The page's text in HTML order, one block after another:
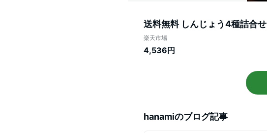
送料無料 しんじょう4種詰合せ
楽天市場
4,536円
hanamiのブログ記事